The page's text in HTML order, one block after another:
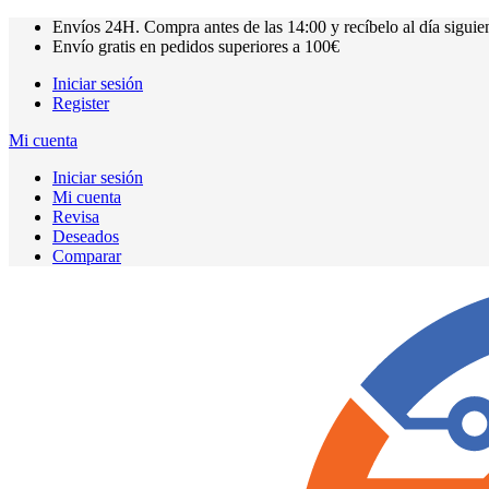
Envíos 24H. Compra antes de las 14:00 y recíbelo al día
Envío gratis en pedidos superiores a 100€
Iniciar sesión
Register
Mi cuenta
Iniciar sesión
Mi cuenta
Revisa
Deseados
Comparar